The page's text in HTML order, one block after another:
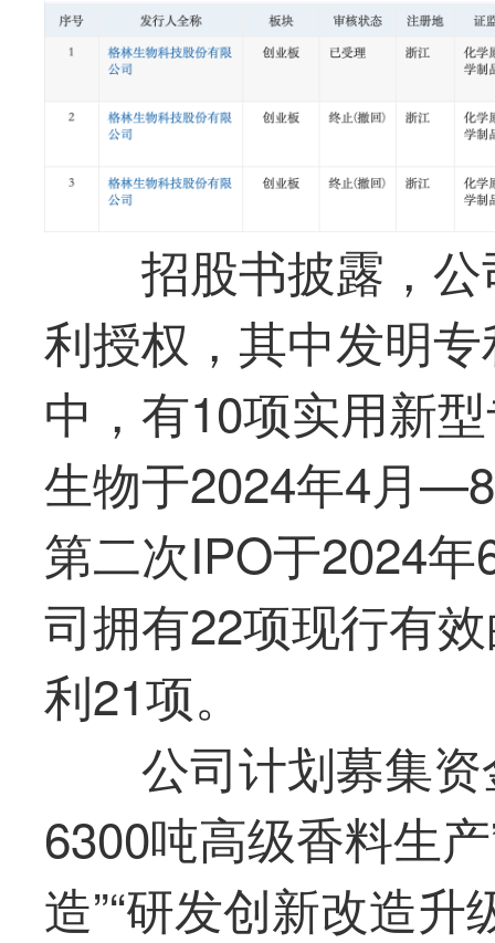
招股书披露，
利授权，其中发明
中，有10项实用新
生物于2024年4月
第二次IPO于2024
司拥有22项现行有
利21项。
公司计划募集
6300吨高级香料生
造”“研发创新改造升